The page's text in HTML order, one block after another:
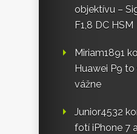
objektívu –
F1,8 DC HSM
Miriam1891
Huawei P9
vážne
Junior4532
fotí iPhone 7